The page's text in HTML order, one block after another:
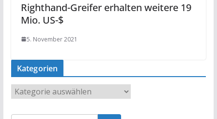
Righthand-Greifer erhalten weitere 19
Mio. US-$
5. November 2021
Kategorien
a
t